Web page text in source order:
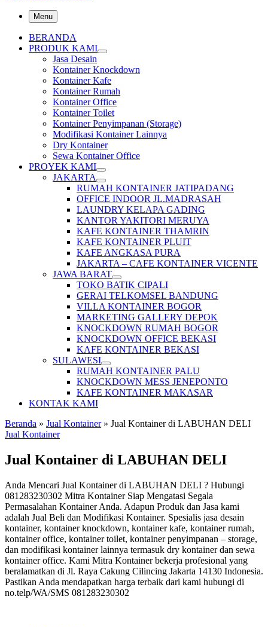
Menu
BERANDA
PRODUK KAMI
Jasa Desain
Kontainer Knockdown
Kontainer Kafe
Kontainer Rumah
Kontainer Office
Kontainer Toilet
Kontainer Penyimpanan (Storage)
Modifikasi Kontainer Lainnya
Dry Kontainer
Sewa Kontainer Office
PROYEK KAMI
JAKARTA
RUMAH KONTAINER JATIPADANG
OFFICE INDOOR JL.MADRASAH
LAUNDRY KELAPA GADING
KANTOR YAKITORI MERUYA
KAFE KONTAINER THAMRIN
KAFE KONTAINER PLUIT
KAFE ANGKASA PURA
JAKARTA – CAFE KONTAINER VICENTE
JAWA BARAT
TOKO BATIK CIPALI
GERAI TELKOMSEL BANDUNG
VILLA KONTAINER BOGOR
MARKETING GALLERY DEPOK
KNOCKDOWN RUMAH BOGOR
KNOCKDOWN OFFICE BEKASI
KAFE KONTAINER BEKASI
SULAWESI
RUMAH KONTAINER PALU
KNOCKDOWN MESS JENEPONTO
KAFE KONTAINER MAKASAR
KONTAK KAMI
Beranda » Jual Kontainer » Jual Kontainer di LABUHAN DELI
Jual Kontainer
Jual Kontainer di LABUHAN DELI
Anda Mencari Jual Kontainer di LABUHAN DELI ? Hubungi
081283230302 Mitra Kontainer Siap Mengatasi Segala
Permasalahan Kontainer Anda. Adapun Produk dan Jasa kami
adalah Jual Beli dan Modifikasi Kontainer. Spesialis jasa desain
kontainer, kontainer knockdown, kontainer kafe, kontainer rumah,
kontainer office, kontainer toilet, kontainer penyimpanan – storage,
dan modifikasi kontainer lainnya termasuk dry kontainer dan sewa
kontainer office. Kami Mitra Kontainer bekerja profesional yang
beralamatkan di Jl. Raya Cakung Cilincing Jakarta 14130 Indonesia.
Pastikan Anda mendapatkan harga terbaik dari kami hubungi di
no.telp/WA/SMS 081283230302